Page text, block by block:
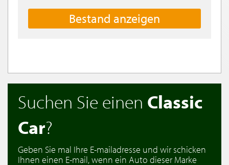
Bestand anzeigen
Suchen Sie einen Classic
Car?
Geben Sie mal Ihre E-mailadresse und wir schicken
Ihnen einen E-mail, wenn ein Auto dieser Marke